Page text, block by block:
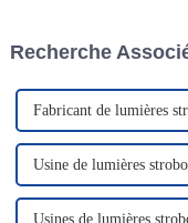
Recherche
Fabricant de lumières
Usine de lumières
Usines de lumières